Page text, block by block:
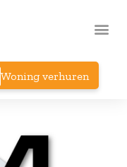
Woning verhuren